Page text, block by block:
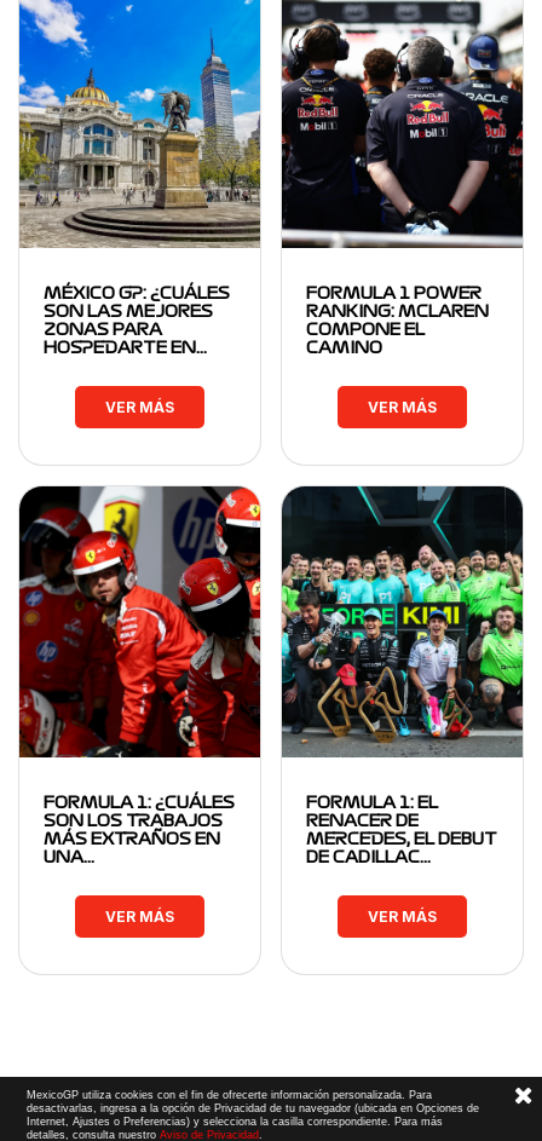
MÉXICO GP: ¿CUÁLES
SON LAS MEJORES
ZONAS PARA
HOSPEDARTE EN…
VER MÁS
FORMULA 1 POWER
RANKING: MCLAREN
COMPONE EL
CAMINO
VER MÁS
FORMULA 1: ¿CUÁLES
SON LOS TRABAJOS
MÁS EXTRAÑOS EN
UNA…
VER MÁS
FORMULA 1: EL
RENACER DE
MERCEDES, EL DEBUT
DE CADILLAC…
VER MÁS
MexicoGP utiliza cookies con el fin de ofrecerte información personalizada. Para
desactivarlas, ingresa a la opción de Privacidad de tu navegador (ubicada en Opciones de
Internet, Ajustes o Preferencias) y selecciona la casilla correspondiente. Para más
detalles, consulta nuestroAviso de Privacidad.